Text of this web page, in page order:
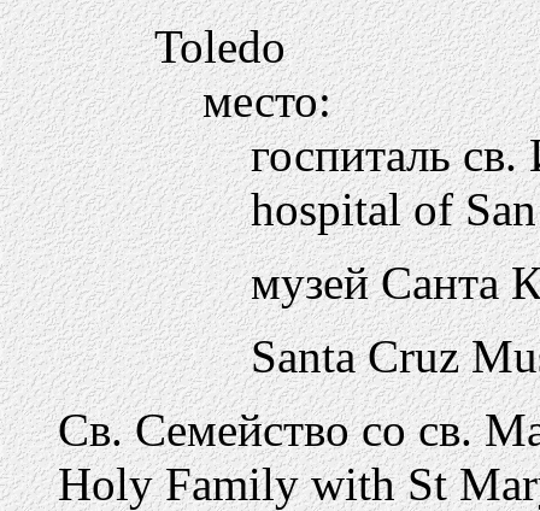
Toledo
место:
госпиталь
hospital of
музей Санта
Santa Cruz
Св. Семейство со св.
Holy Family with St